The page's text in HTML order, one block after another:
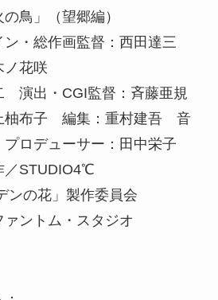
鳥」（望郷編）
・総作画監督：西田達三
ノ花咲
演出・CGI監督：斉藤亜規
柚布子 編集：重村建吾 音
ロデューサー：田中栄子
／STUDIO4℃
ンの花」製作委員会
ントム・スタジオ